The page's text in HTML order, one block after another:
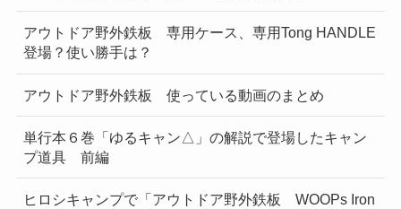
アウトドア野外鉄板 専用ケース、専用Tong HANDLE
登場？使い勝手は？
アウトドア野外鉄板 使っている動画のまとめ
単行本６巻「ゆるキャン△」の解説で登場したキャン
プ道具 前編
ヒロシキャンプで「アウトドア野外鉄板 WOOPs Iron